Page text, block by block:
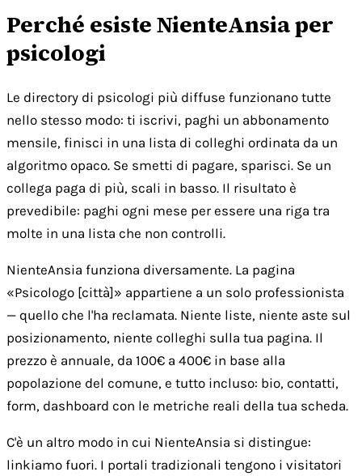
Perché esiste NienteAnsia per
psicologi
Le directory di psicologi più diffuse funzionano tutte
nello stesso modo: ti iscrivi, paghi un abbonamento
mensile, finisci in una lista di colleghi ordinata da un
algoritmo opaco. Se smetti di pagare, sparisci. Se un
collega paga di più, scali in basso. Il risultato è
prevedibile: paghi ogni mese per essere una riga tra
molte in una lista che non controlli.
NienteAnsia funziona diversamente. La pagina
«Psicologo [città]» appartiene a un solo professionista
— quello che l'ha reclamata. Niente liste, niente aste sul
posizionamento, niente colleghi sulla tua pagina. Il
prezzo è annuale, da 100€ a 400€ in base alla
popolazione del comune, e tutto incluso: bio, contatti,
form, dashboard con le metriche reali della tua scheda.
C'è un altro modo in cui NienteAnsia si distingue:
linkiamo fuori. I portali tradizionali tengono i visitatori